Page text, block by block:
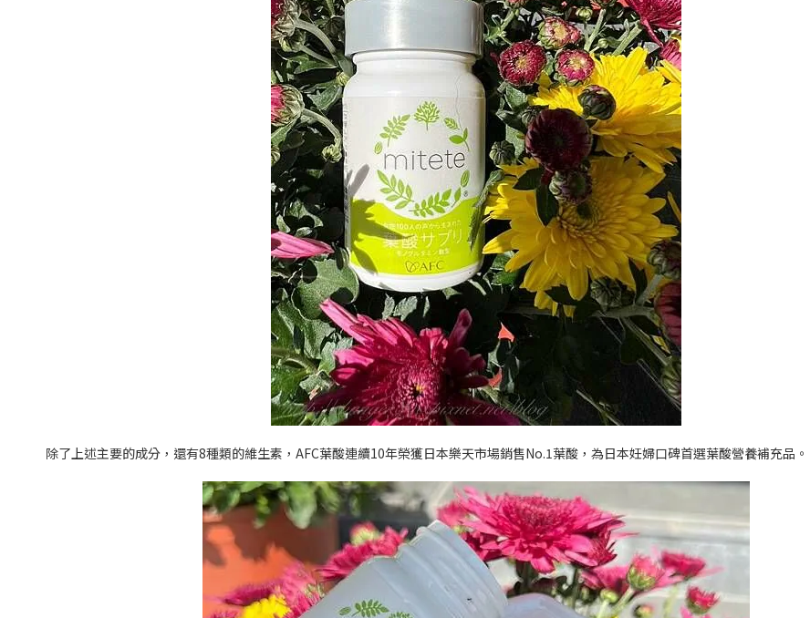
除了上述主要的成分，還有8種類的維生素， AFC葉酸連續10年榮獲日本樂天市場銷售No.1葉酸，為日本妊婦口碑首選葉酸營養補充品。